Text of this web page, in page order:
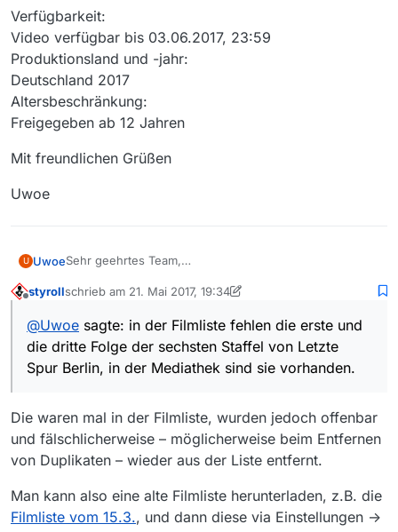
Verfügbarkeit:
Video verfügbar bis 03.06.2017, 23:59
Produktionsland und -jahr:
Deutschland 2017
Altersbeschränkung:
Freigegeben ab 12 Jahren
Mit freundlichen Grüßen
Uwoe
U UwoeSehr geehrtes Team,
sechsten Staffel von Letzte Spur Berlin, in der
Hier die Daten zur Folge 3:
https://www.zdf.de/serien/letzte-spur-
berlin/stoerfaktor-100.html
Serien | Letzte Spur Berlin - Folge 3: Störfaktor
Schrotthandels, als er mit seinem Freund Hamid Material
für den weiteren Ausbau eines Flüchtlingsprojekts
besorgen will.
Beitragslänge:
43 min
Datum:
Verfügbarkeit:
Produktionsland und -jahr:
Deutschland 2017
Und zur Folge 1, Folge heißt Verbrannt im Link
abgebrannt:
styrollschrieb am 21. Mai 2017, 19:34
zuletzt editiert von styroll
@Uwoe sagte: in der Filmliste fehlen die erste und
die dritte Folge der sechsten Staffel von Letzte
Spur Berlin, in der Mediathek sind sie vorhanden.
Die waren mal in der Filmliste, wurden jedoch offenbar
und fälschlicherweise – möglicherweise beim Entfernen
von Duplikaten – wieder aus der Liste entfernt.
Man kann also eine alte Filmliste herunterladen, z.B. die
Filmliste vom 15.3., und dann diese via Einstellungen ->